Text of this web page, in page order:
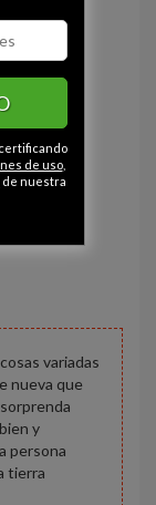
variadas
nueva que
y
persona
tierra
de uso,
de nuestra